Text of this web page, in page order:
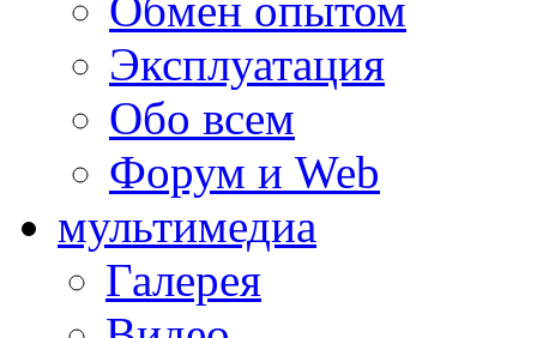
Эксплуатация
Обо всем
Форум и Web
мультимедиа
Галерея